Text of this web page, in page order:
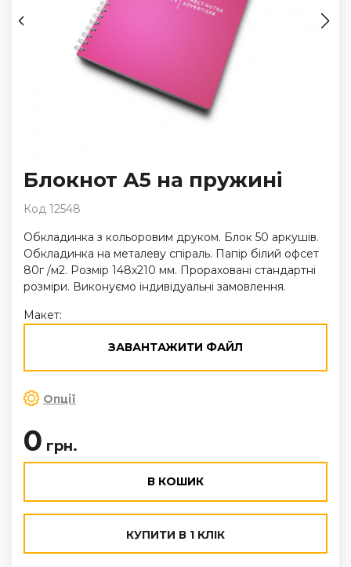
Блокнот А5 на пружині
Код 12548
Обкладинка з кольоровим друком. Блок 50 аркушів.
Обкладинка на металеву спіраль. Папір білий офсет
80г /м2. Розмір 148х210 мм. Прораховані стандартні
розміри. Виконуємо індивідуальні замовлення.
Макет:
ЗАВАНТАЖИТИ ФАЙЛ
Опції
0 грн.
В КОШИК
КУПИТИ В 1 КЛІК